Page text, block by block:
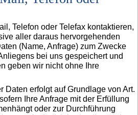
Telefon oder Telefax kontaktieren,
aller daraus hervorgehenden
(Name, Anfrage) zum Zwecke
bei uns gespeichert und
geben wir nicht ohne Ihre
Daten erfolgt auf Grundlage von Art.
Ihre Anfrage mit der Erfüllung
oder zur Durchführung